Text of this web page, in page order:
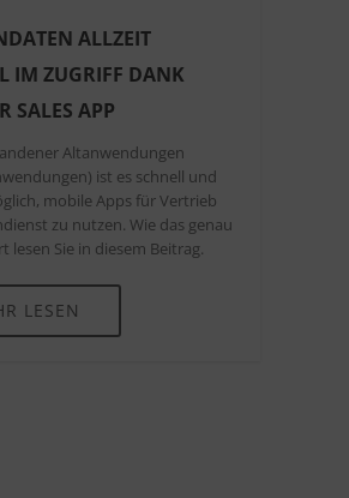
ALLZEIT
IM ZUGRIFF DANK
SALES APP
Altanwendungen
ist es schnell und
mobile Apps für Vertrieb
zu nutzen. Wie das genau
lesen Sie in diesem Beitrag.
LESEN